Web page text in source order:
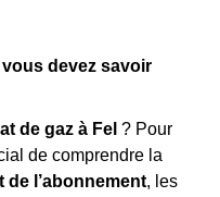
devez savoir
de gaz à Fel ? Pour
de comprendre la
de l’abonnement, les